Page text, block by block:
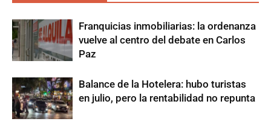
Franquicias inmobiliarias: la ordenanza
vuelve al centro del debate en Carlos
Paz
Balance de la Hotelera: hubo turistas
en julio, pero la rentabilidad no repunta